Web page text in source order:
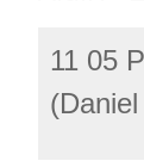
11 05